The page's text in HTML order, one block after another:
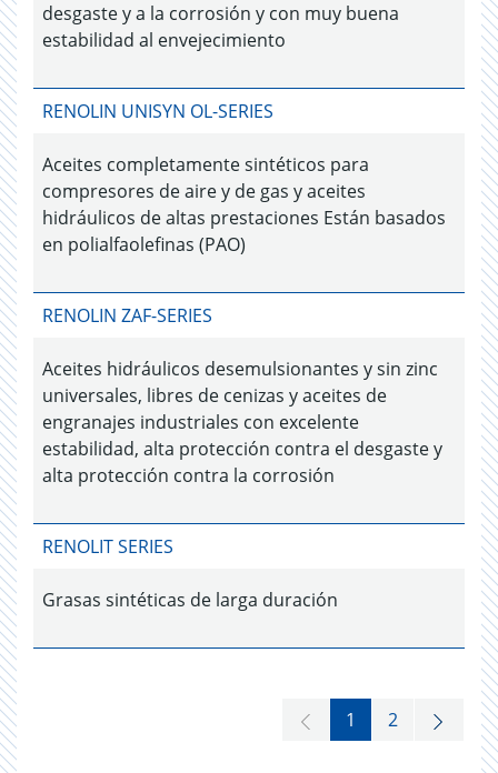
desgaste y a la corrosión y con muy buena
estabilidad al envejecimiento
RENOLIN UNISYN OL-SERIES
Aceites completamente sintéticos para
compresores de aire y de gas y aceites
hidráulicos de altas prestaciones Están basados
en polialfaolefinas (PAO)
RENOLIN ZAF-SERIES
Aceites hidráulicos desemulsionantes y sin zinc
universales, libres de cenizas y aceites de
engranajes industriales con excelente
estabilidad, alta protección contra el desgaste y
alta protección contra la corrosión
RENOLIT SERIES
Grasas sintéticas de larga duración
1 2